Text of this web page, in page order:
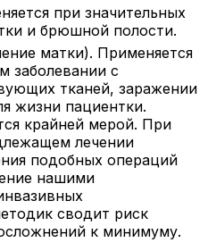
при значительных
и брюшной полости.
матки). Применяется
заболевании с
тканей, заражении
жизни пациентки.
крайней мерой. При
лечении
подобных операций
нашими
сводит риск
к минимуму.